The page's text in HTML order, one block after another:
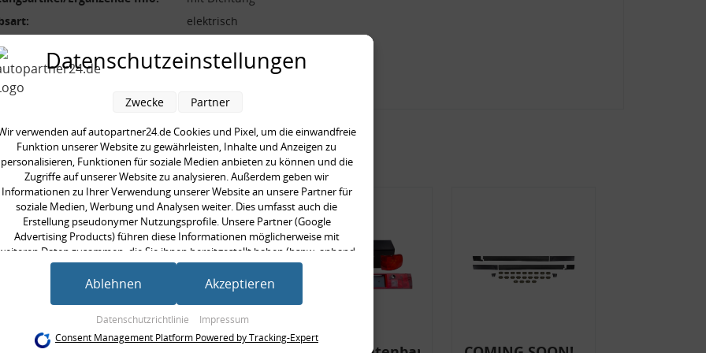
elektrisch
[V]:
Magnetventil
kauften auch
Datenschutzeinstellungen
verwenden auf autopartner24.de Cookies und Pixel, um die einwandfreie
Funktion unserer Website zu gewährleisten, Inhalte und Anzeigen zu
personalisieren, Funktionen für soziale Medien anbieten zu können und die
Zugriffe auf unserer Website zu analysieren. Außerdem geben wir
Informationen zu Ihrer Verwendung unserer Website an unsere Partner für
soziale Medien, Werbung und Analysen weiter. Dies umfasst auch die
Erstellung pseudonymer Nutzungsprofile. Unsere Partner (Google
Advertising Products) führen diese Informationen möglicherweise mit
Daten zusammen, die Sie ihnen bereitgestellt haben (bspw. anhand
eines persönlichen Accounts) oder welche sie im Rahmen Ihrer Nutzung der
Dienste gesammelt haben (bspw. Nutzungsdaten anderer Geräte). Ihre
Einwilligung zur Nutzung von Cookies und Pixeln können Sie jederzeit
dort die entsprechenden Anpassungen vornehmen.
Datenschutzrichtlinie Impressum
Zwecke Partner
Ablehnen Akzeptieren
Consent Management Platform Powered by Tracking-Expert